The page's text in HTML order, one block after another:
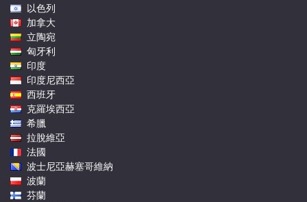
以色列
加拿大
立陶宛
匈牙利
印度
印度尼西亞
西班牙
克羅埃西亞
希臘
拉脫維亞
法國
波士尼亞赫塞哥維納
波蘭
芬蘭